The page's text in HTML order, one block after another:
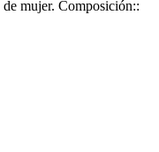
de mujer. Composición::